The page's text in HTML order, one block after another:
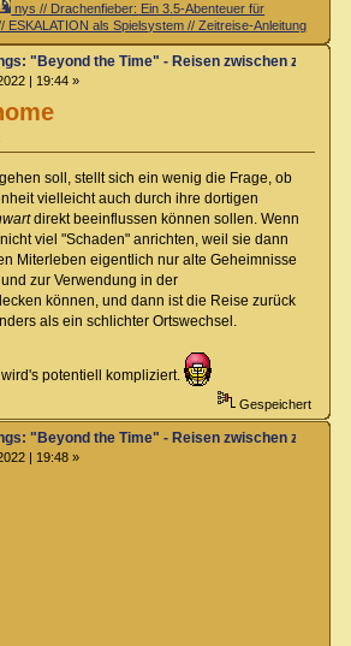
nys // Drachenfieber: Ein 3.5-Abenteuer für
ESKALATION als Spielsystem // Zeitreise-Anleitung
"Beyond the Time" - Reisen zwischen zwei
| 19:44 »
soll, stellt sich ein wenig die Frage, ob
vielleicht auch durch ihre dortigen
direkt beeinflussen können sollen. Wenn
viel "Schaden" anrichten, weil sie dann
Miterleben eigentlich nur alte Geheimnisse
zur Verwendung in der
können, und dann ist die Reise zurück
als ein schlichter Ortswechsel.
wird's potentiell kompliziert.
Gespeichert
"Beyond the Time" - Reisen zwischen zwei
| 19:48 »